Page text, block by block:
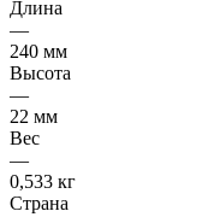
Длина
—
240 мм
Высота
—
22 мм
Вес
—
0,533 кг
Страна